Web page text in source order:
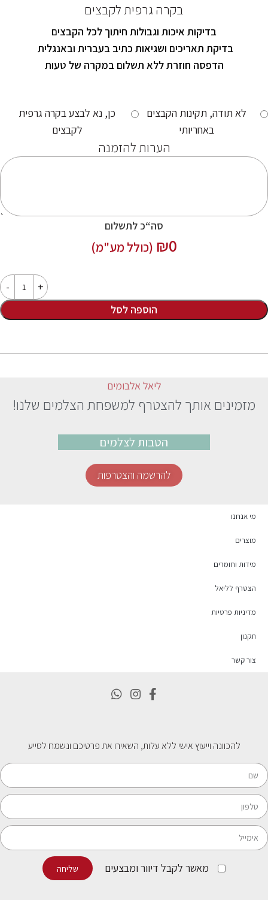
בקרה גרפית לקבצים
בדיקות איכות וגבולות חיתוך לכל הקבצים
בדיקת תאריכים ושגיאות כתיב בעברית ובאנגלית
הדפסה חוזרת ללא תשלום במקרה של טעות
לא תודה, תקינות הקבצים
באחריותי
כן, נא לבצע בקרה גרפית
לקבצים
הערות להזמנה
סה“כ לתשלום
₪0 (כולל מע"מ)
הוספה לסל
ליאל אלבומים
מזמינים אותך להצטרף למשפחת הצלמים שלנו!
הטבות לצלמים
להרשמה והצטרפות
מי אנחנו
מוצרים
מידות וחומרים
הצטרף לליאל
מדיניות פרטיות
תקנון
צור קשר
להכוונה וייעוץ אישי ללא עלות, השאירו את פרטיכם ונשמח לסייע
מאשר לקבל דיוור ומבצעים שליחה